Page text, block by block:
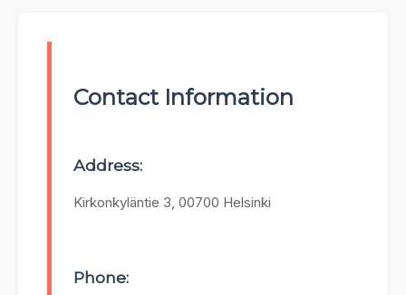
Contact Information
Address:
Kirkonkyläntie 3, 00700 Helsinki
Phone: